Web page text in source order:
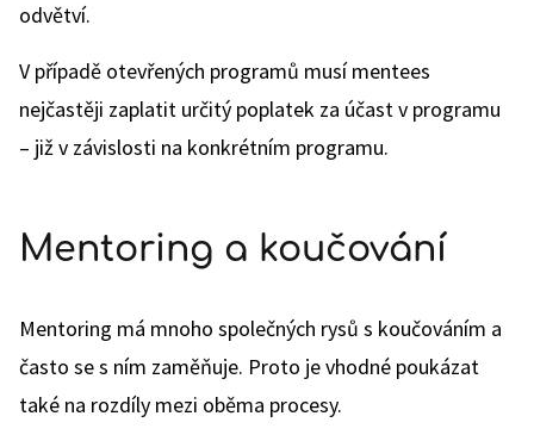
odvětví.
V případě otevřených programů musí mentees
nejčastěji zaplatit určitý poplatek za účast v programu
– již v závislosti na konkrétním programu.
Mentoring a koučování
Mentoring má mnoho společných rysů s koučováním a
často se s ním zaměňuje. Proto je vhodné poukázat
také na rozdíly mezi oběma procesy.